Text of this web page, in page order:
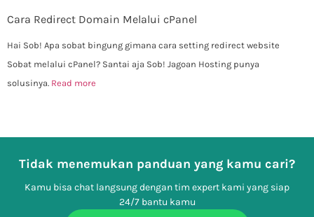
Cara Redirect Domain Melalui cPanel
Hai Sob! Apa sobat bingung gimana cara setting redirect website
Sobat melalui cPanel? Santai aja Sob! Jagoan Hosting punya
solusinya. Read more
Tidak menemukan panduan yang kamu cari?
Kamu bisa chat langsung dengan tim expert kami yang siap
24/7 bantu kamu